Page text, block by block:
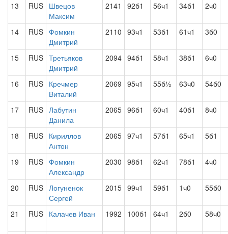
13 RUS Швецов
Максим
2141 92б1 56ч1 34б1 2ч0
14 RUS Фомкин
Дмитрий
2110 93ч1 53б1 61ч1 3б0
15 RUS Третьяков
Дмитрий
2094 94б1 58ч1 38б1 6ч0
16 RUS Кречмер
Виталий
2069 95ч1 55б½ 63ч0 54б0
17 RUS Лабутин
Данила
2065 96б1 60ч1 40б1 8ч0
18 RUS Кириллов
Антон
2065 97ч1 57б1 65ч1 5б1
19 RUS Фомкин
Александр
2030 98б1 62ч1 78б1 4ч0
20 RUS Логуненок
Сергей
2015 99ч1 59б1 1ч0 55б0
21 RUS Калачев Иван 1992 100б1 64ч1 2б0 58ч0